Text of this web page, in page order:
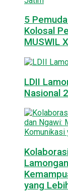
5
Kolosal
MUSWIL
LDII
Nasional
yang